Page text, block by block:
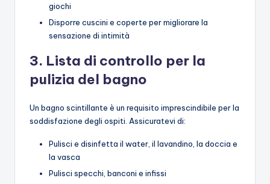
giochi
Disporre cuscini e coperte per migliorare la
sensazione di intimità
3. Lista di controllo per la
pulizia del bagno
Un bagno scintillante è un requisito imprescindibile per la
soddisfazione degli ospiti. Assicuratevi di:
Pulisci e disinfetta il water, il lavandino, la doccia e
la vasca
Pulisci specchi, banconi e infissi